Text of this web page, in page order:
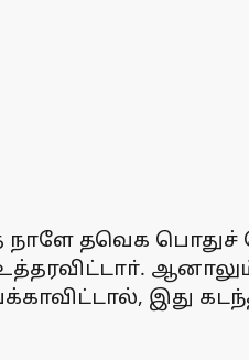
நாளே தவெக
ஆனாலும்,
இது